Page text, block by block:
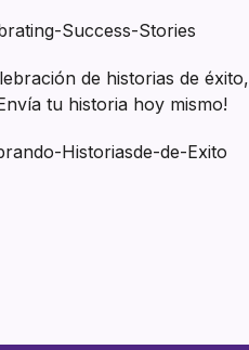
Success-Stories
de historias de
tu historia hoy mismo!
Historiasde-de-Exito